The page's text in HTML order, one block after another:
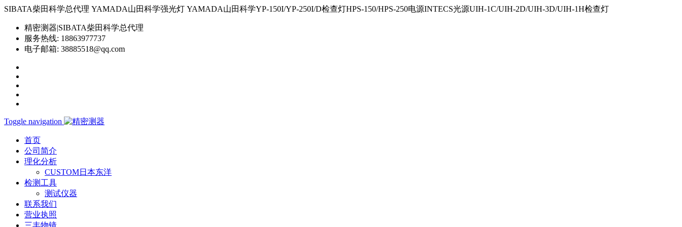
SIBATA柴田科学总代理 YAMADA山田科学强光灯 YAMADA山田科学YP-150I/YP-250I/D检查灯HPS-150/HPS-250电源INTECS光源UIH-1C/UIH-2D/UIH-3D/UIH-1H检查灯
精密测器|SIBATA柴田科学总代理
服务热线: 18863977737
电子邮箱: 38885518@qq.com
Toggle navigation
首页
公司简介
理化分析
CUSTOM日本东洋
检测工具
测试仪器
联系我们
营业执照
三丰物镜